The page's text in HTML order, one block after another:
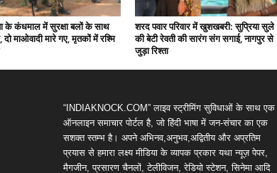
के कंधमाल में सुरक्षा बलों के साथ
माओवादी मारे गए, मृतकों में रश्मि
शरद पवार परिवार में खुशखबरी: सुप्रिया सुले
की बेटी रेवती की सारंग संग सगाई, नागपुर से
जुड़ा रिश्ता
“INDIAKNOCK.COM” लाइव स्ट्रीमिंग सुविधाओं के साथ एक
ऑनलाइन समाचार पोर्टल है, जो हिंदी भाषा में जन-संचार का एक
सशक्त स्तम्भ है। अपने अभिनव,अनुभव,अद्वितीय और अप्रतिम
प्रयास से हमारा लक्ष्य मीडिया के व्यापक प्रकार यथा न्यूज़ पेपर,
मैगजीन, प्रसारण चैनलों, टेलीविजन, रेडियो स्टेशन, सिनेमा आदि